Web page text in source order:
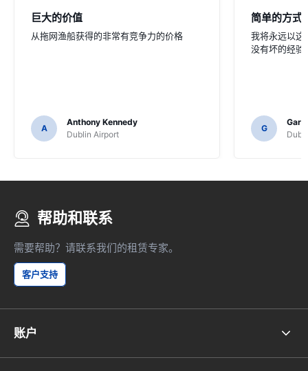
巨大的价值
从拖网渔船获得的非常有竞争力的价格
A
Anthony Kennedy
Dublin Airport
简单的方式
我将永远以这
没有坏的经验
G
Gary
帮助和联系
需要帮助？请联系我们的租赁专家。
客户支持
账户